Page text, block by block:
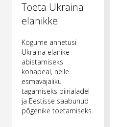
Toeta Ukraina
elanikke
Kogume annetusi
Ukraina elanike
abistamiseks
kohapeal, neile
esmavajaliku
tagamiseks piirialadel
ja Eestisse saabunud
põgenike toetamiseks.